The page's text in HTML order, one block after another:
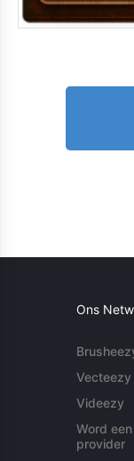
Ons
Vecteezy
Videezy
Word een
provider